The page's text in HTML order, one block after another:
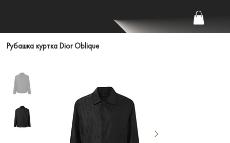
Рубашка куртка Dior Oblique